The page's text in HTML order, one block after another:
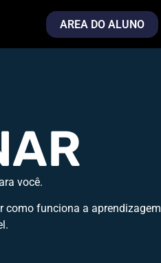
AREA DO ALUNO
você.
como funciona a aprendizagem